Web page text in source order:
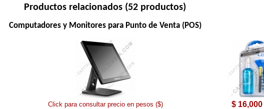
Productos relacionados (52 productos)
Computadores y Monitores para Punto de Venta (POS)
Click para consultar precio en pesos ($)
$ 16,000